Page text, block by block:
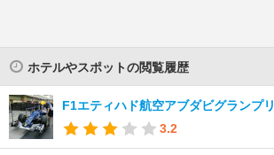
ホテルやスポットの閲覧履歴
F1エティハド航空アブダビグランプリ
3.2